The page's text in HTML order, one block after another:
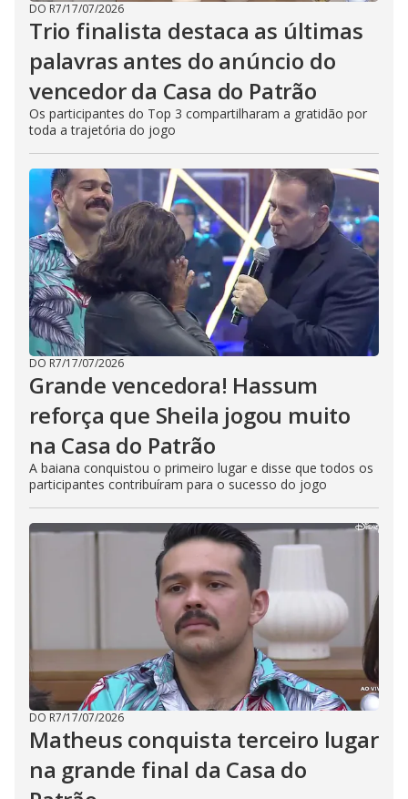
DO R7/17/07/2026
Trio finalista destaca as últimas
palavras antes do anúncio do
vencedor da Casa do Patrão
Os participantes do Top 3 compartilharam a gratidão por
toda a trajetória do jogo
DO R7/17/07/2026
Grande vencedora! Hassum
reforça que Sheila jogou muito
na Casa do Patrão
A baiana conquistou o primeiro lugar e disse que todos os
participantes contribuíram para o sucesso do jogo
DO R7/17/07/2026
Matheus conquista terceiro lugar
na grande final da Casa do